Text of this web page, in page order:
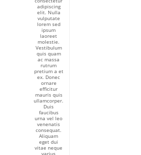
adipiscing
elit. Nulla
vulputate
lorem sed
ipsum
laoreet
molestie.
Vestibulum
quis quam
ac massa
rutrum
pretium a et
ex. Donec
ornare
efficitur
mauris quis
ullamcorper.
Duis
faucibus
urna vel leo
venenatis
consequat.
Aliquam
eget dui
vitae neque
varius